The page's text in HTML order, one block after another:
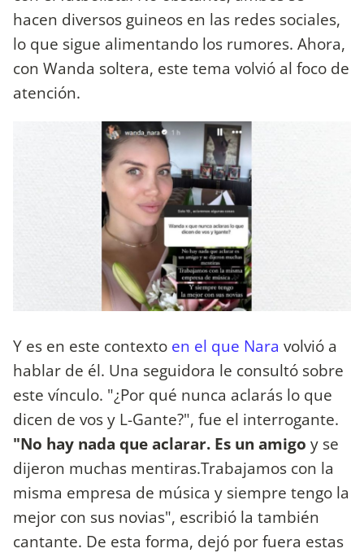
hacen diversos guineos en las redes sociales,
lo que sigue alimentando los rumores. Ahora,
con Wanda soltera, este tema volvió al foco de
atención.
Y es en este contexto en el que Nara volvió a
hablar de él. Una seguidora le consultó sobre
este vínculo. "¿Por qué nunca aclarás lo que
dicen de vos y L-Gante?", fue el interrogante.
"No hay nada que aclarar. Es un amigo y se
dijeron muchas mentiras.Trabajamos con la
misma empresa de música y siempre tengo la
mejor con sus novias", escribió la también
cantante. De esta forma, dejó por fuera estas